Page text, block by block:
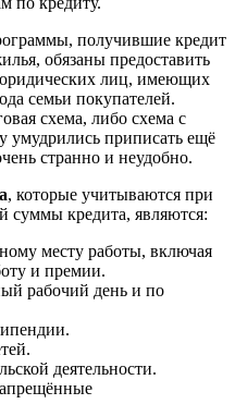
получившие кредит
обязаны предоставить
лиц, имеющих
семьи покупателей.
схема, либо схема с
умудрились приписать ещё
странно и неудобно.
, которые учитываются при
суммы кредита, являются:
месту работы, включая
и премии.
рабочий день и по
деятельности.